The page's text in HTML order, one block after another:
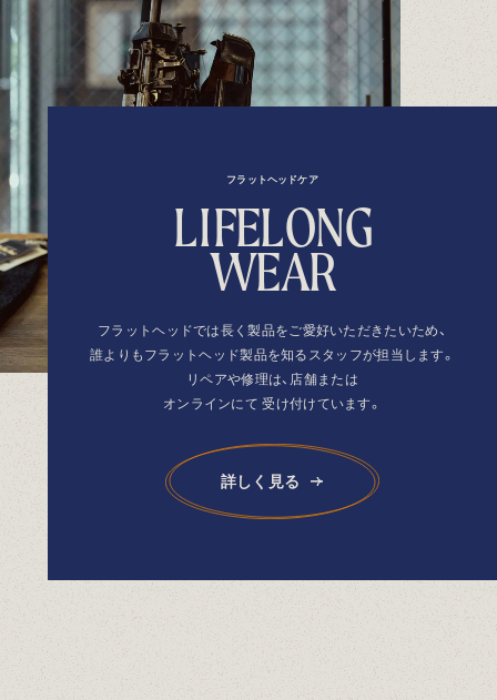
フラットヘッドケア
LIFELONG
WEAR
フラットヘッドでは長く製品を ご愛好いただきたいため、
誰よりもフラットヘッド製品を知るスタッフが担当します。
リペアや修理は、店舗または
オンラインにて 受け付けています。
詳しく見る